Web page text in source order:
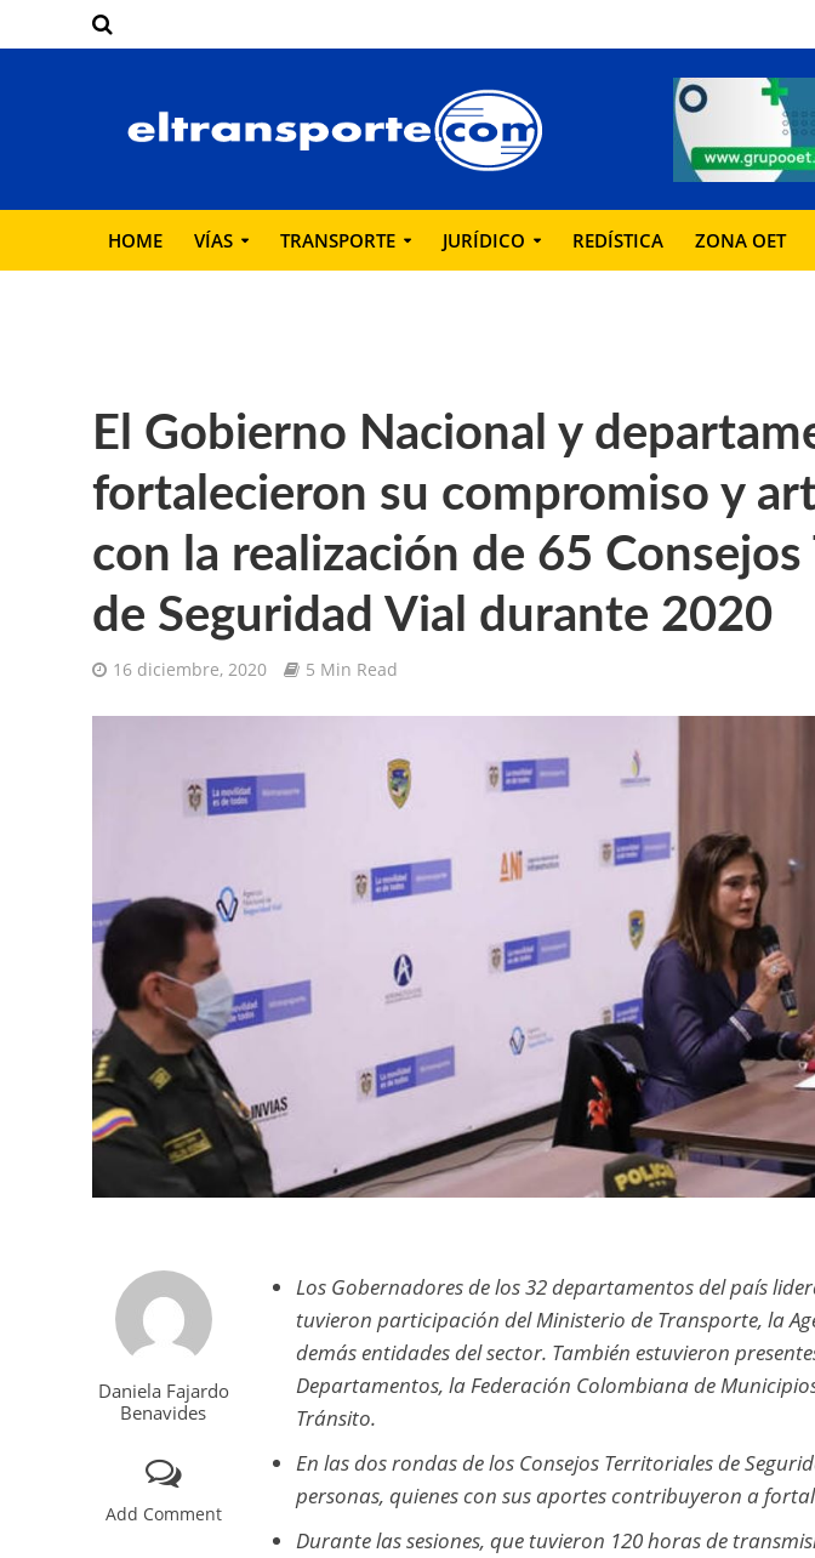
HOME VÍAS TRANSPORTE JURÍDICO REDÍSTICA ZONA OET
El Gobierno Nacional y
fortalecieron su compromiso y
con la realización de 65
de Seguridad Vial durante 2020
16 diciembre, 2020 5 Min Read
Daniela Fajardo
Benavides
Add Comment
Los Gobernadores de los 32 departamentos del país
tuvieron participación del Ministerio de Transporte, la
demás entidades del sector. También estuvieron
Departamentos, la Federación Colombiana de
Tránsito.
En las dos rondas de los Consejos Territoriales de
personas, quienes con sus aportes contribuyeron a
Durante las sesiones, que tuvieron 120 horas de